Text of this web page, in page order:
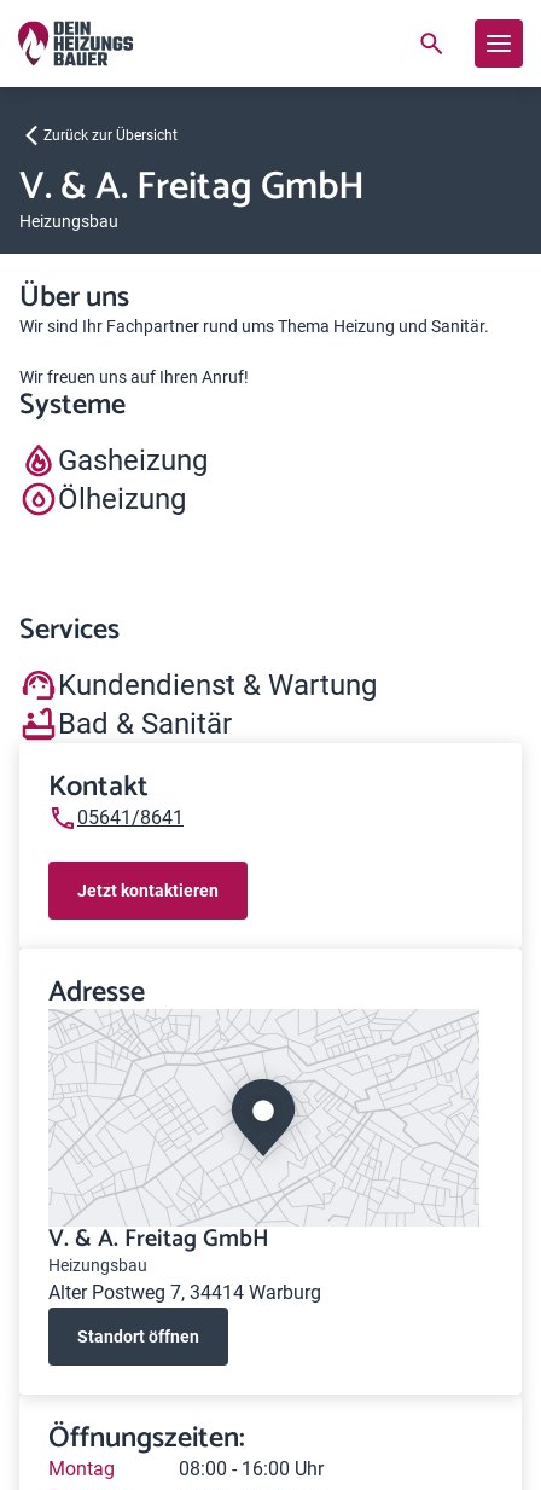
Zurück zur Übersicht
V. & A. Freitag GmbH
Heizungsbau
Über uns
Wir sind Ihr Fachpartner rund ums Thema Heizung und Sanitär.
Wir freuen uns auf Ihren Anruf!
Systeme
Gasheizung
Ölheizung
Services
Kundendienst & Wartung
Bad & Sanitär
Kontakt
05641/8641
Jetzt kontaktieren
Adresse
V. & A. Freitag GmbH
Heizungsbau
Alter Postweg 7, 34414 Warburg
Standort öffnen
Öffnungszeiten:
Montag
08:00 - 16:00 Uhr